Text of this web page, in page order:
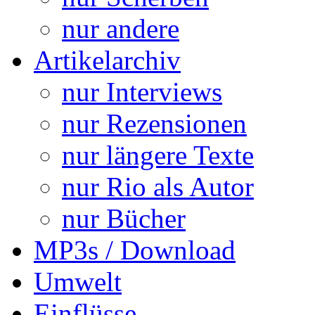
nur andere
Artikelarchiv
nur Interviews
nur Rezensionen
nur längere Texte
nur Rio als Autor
nur Bücher
MP3s / Download
Umwelt